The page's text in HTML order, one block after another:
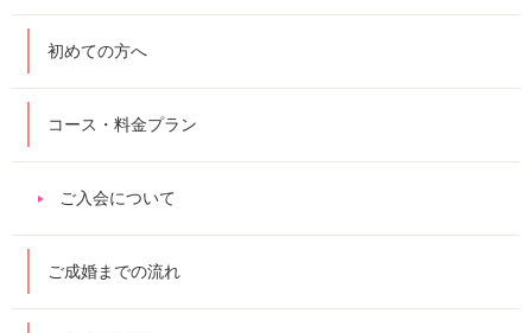
初めての方へ
コース・料金プラン
ご入会について
ご成婚までの流れ